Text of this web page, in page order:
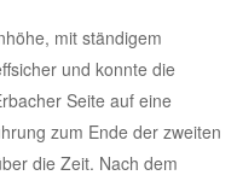
mit ständigem
und konnte die
Seite auf eine
zum Ende der zweiten
die Zeit. Nach dem